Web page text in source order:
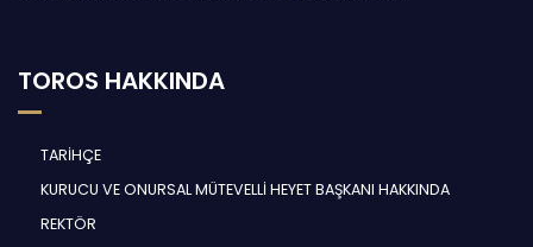
TOROS HAKKINDA
TARİHÇE
KURUCU VE ONURSAL MÜTEVELLİ HEYET BAŞKANI HAKKINDA
REKTÖR